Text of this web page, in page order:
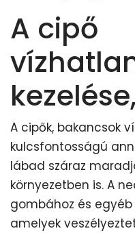
A cipő
A cipők, bakancsok
kulcsfontosságú
lábad száraz
környezetben is. A
gombához és
amelyek